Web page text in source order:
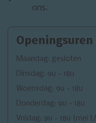
ons.
Openingsuren
Maandag: gesloten
Dinsdag: 9u - 18u
Woensdag: 9u - 18u
Donderdag: 9u - 18u
Vrijdag: 9u - 18u (mei